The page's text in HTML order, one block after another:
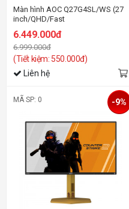
Màn hình AOC Q27G4SL/WS (27
inch/QHD/Fast
6.449.000đ
6.999.000đ
(Tiết kiệm: 550.000đ)
Liên hệ
MÃ SP: 0 -9%